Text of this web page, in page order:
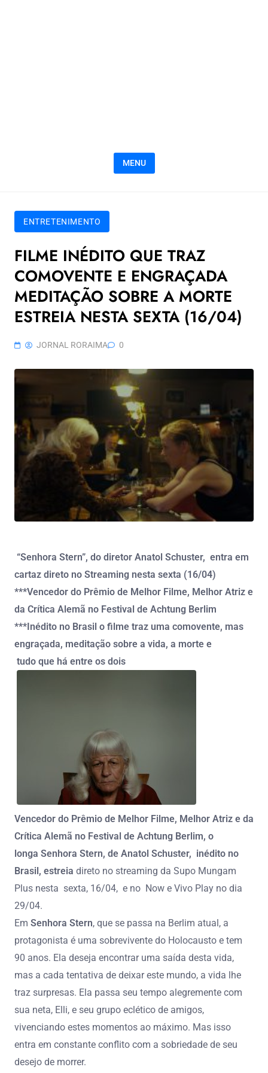
MENU
ENTRETENIMENTO
FILME INÉDITO QUE TRAZ
COMOVENTE E ENGRAÇADA
MEDITAÇÃO SOBRE A MORTE
ESTREIA NESTA SEXTA (16/04)
JORNAL RORAIMA 0
“Senhora Stern”, do diretor Anatol Schuster, entra em
cartaz direto no Streaming nesta sexta (16/04)
***Vencedor do Prêmio de Melhor Filme, Melhor Atriz e
da Crítica Alemã no Festival de Achtung Berlim
***Inédito no Brasil o filme traz uma comovente, mas
engraçada, meditação sobre a vida, a morte e
tudo que há entre os dois
Vencedor do Prêmio de Melhor Filme, Melhor Atriz e da
Crítica Alemã no Festival de Achtung Berlim, o
longa Senhora Stern, de Anatol Schuster, inédito no
Brasil, estreia direto no streaming da Supo Mungam
Plus nesta sexta, 16/04, e no Now e Vivo Play no dia
29/04.
Em Senhora Stern, que se passa na Berlim atual, a
protagonista é uma sobrevivente do Holocausto e tem
90 anos. Ela deseja encontrar uma saída desta vida,
mas a cada tentativa de deixar este mundo, a vida lhe
traz surpresas. Ela passa seu tempo alegremente com
sua neta, Elli, e seu grupo eclético de amigos,
vivenciando estes momentos ao máximo. Mas isso
entra em constante conflito com a sobriedade de seu
desejo de morrer.